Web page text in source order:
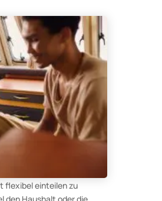
flexibel einteilen zu